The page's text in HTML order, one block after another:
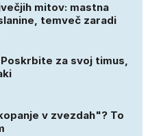
mitov: mastna
temveč zaradi
za svoj timus,
v zvezdah"? To